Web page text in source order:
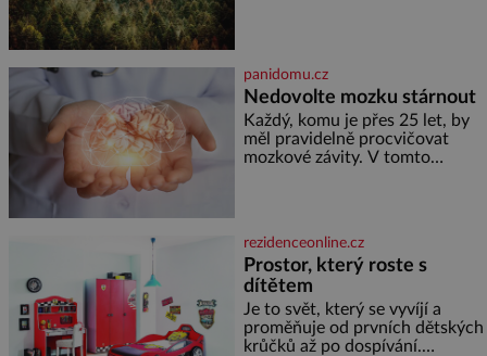
Terezka měla vždycky divokou
fantazii. Už odmalička milovala
svět pohádek. Každou chvilku
mi říkala, že se jí zdálo o
jednorožcích, krásných
princeznách, statečných
panidomu.cz
Nedovolte mozku stárnout
Každý, komu je přes 25 let, by
měl pravidelně procvičovat
mozkové závity. V tomto
jméno kolegy z práce. Nebo
marně v paměti lovíte název
knížky, kterou jste nedávno
přečetli. Je to opravdu tak, s
věkem jako kdyby se paměť
rozhodla stávkovat. Cvičte
rezidenceonline.cz
Prostor, který roste s
dítětem
Je to svět, který se vyvíjí a
proměňuje od prvních dětských
krůčků až po dospívání.